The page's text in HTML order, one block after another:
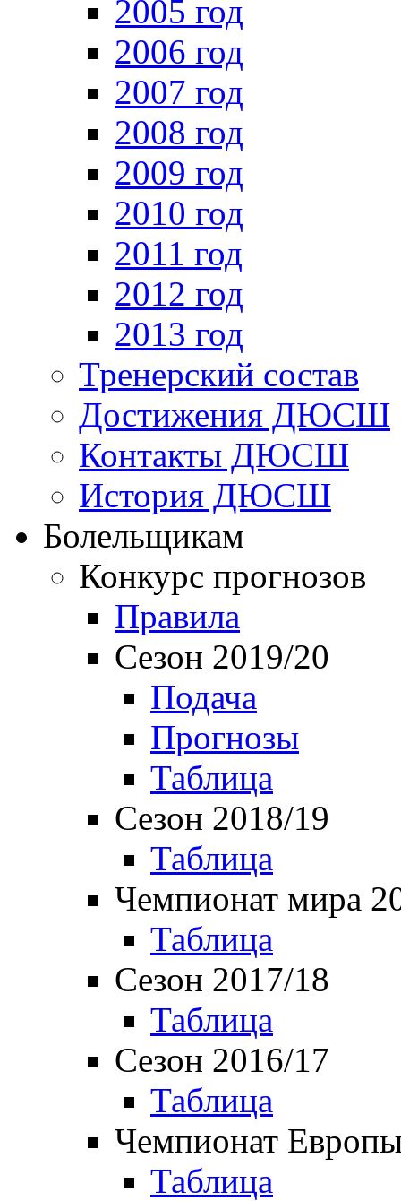
2005 год
2006 год
2007 год
2008 год
2009 год
2010 год
2011 год
2012 год
2013 год
Тренерский состав
Достижения ДЮСШ
Контакты ДЮСШ
История ДЮСШ
Болельщикам
Конкурс прогнозов
Правила
Сезон 2019/20
Подача
Прогнозы
Таблица
Сезон 2018/19
Таблица
Чемпионат мира
Таблица
Сезон 2017/18
Таблица
Сезон 2016/17
Таблица
Чемпионат
Таблица